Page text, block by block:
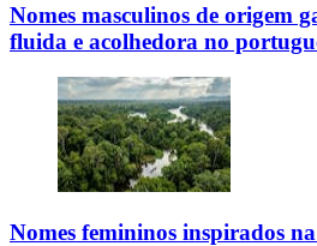
Nomes masculinos de origem
fluida e acolhedora no
Nomes femininos inspirados